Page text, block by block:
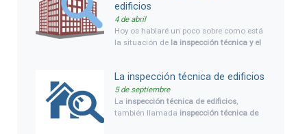
edificios
4 de abril
Hoy os hablaré un poco sobre como está
la situación de la inspección técnica y el
novedades. Y daremos una visión global
de qué es cada cosa, inspección técnica
de edificios (ITE) e informe de evaluación
de edificios (IEE), y cuando es necesario
La inspección técnica de edificios
5 de septiembre
La inspección técnica de edificios,
también llamada inspección técnica de